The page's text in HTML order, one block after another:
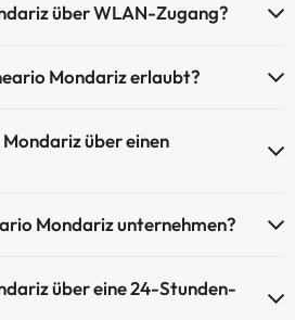
über WLAN-Zugang?
Mondariz erlaubt?
über einen
Hier finden Sie weitere
Mondariz unternehmen?
sein):über eine 24-Stunden-